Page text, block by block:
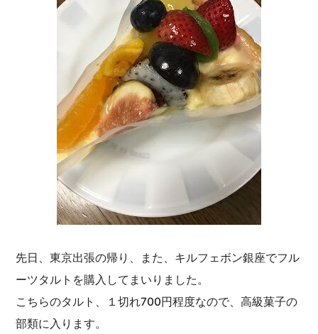
先日、東京出張の帰り、また、キルフェボン銀座でフル
ーツタルトを購入してまいりました。
こちらのタルト、１切れ700円程度なので、高級菓子の
部類に入ります。